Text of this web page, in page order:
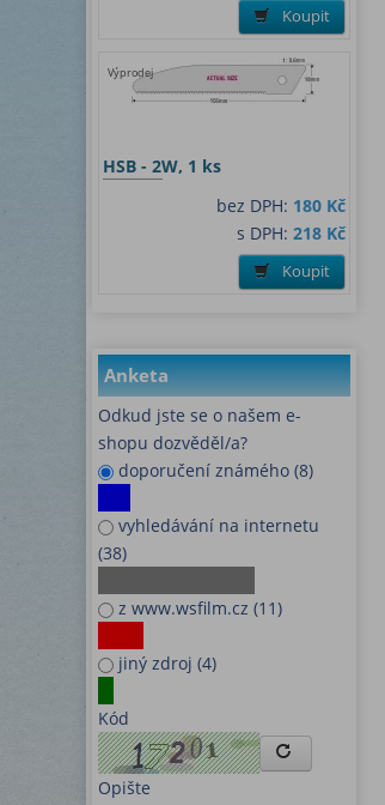
Koupit
Výprodej
HSB - 2W, 1 ks
bez DPH: 180 Kč
s DPH: 218 Kč
Koupit
Anketa
Odkud jste se o našem e-
shopu dozvěděl/a?
doporučení známého (8)
vyhledávání na internetu
(38)
z www.wsfilm.cz (11)
jiný zdroj (4)
Kód
Opište